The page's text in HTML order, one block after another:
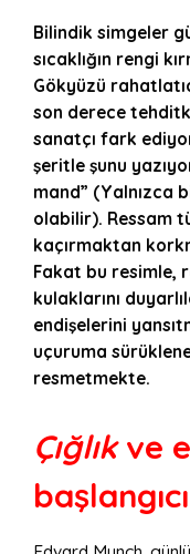
Bilindik simgeler
sıcaklığın rengi
Gökyüzü
son derece
sanatçı fark
şeritle şunu
mand” (Yalnızca
olabilir). Ressam
kaçırmaktan
Fakat bu resimle,
kulaklarını
endişelerini
uçuruma
resmetmekte.
Çığlıkve
başlangıcı